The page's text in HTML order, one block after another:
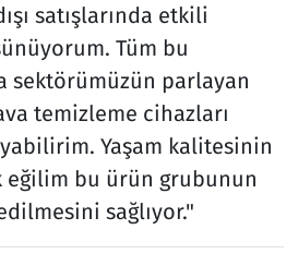
satışlarında etkili
Tüm bu
sektörümüzün parlayan
temizleme cihazları
Yaşam kalitesinin
eğilim bu ürün grubunun
sağlıyor."